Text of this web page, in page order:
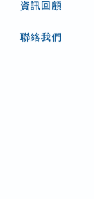
資訊回顧
聯絡我們